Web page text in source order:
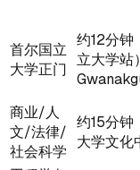
首尔国立
大学正门
约12分钟
立大学站
商业/人
文/法律/
社会科学
约15分钟
大学文化